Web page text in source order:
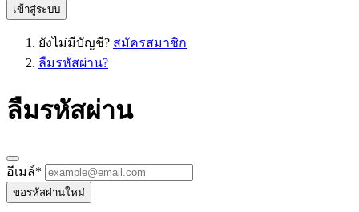
เข้าสู่ระบบ
ยังไม่มีบัญชี? สมัครสมาชิก
ลืมรหัสผ่าน?
ลืมรหัสผ่าน
อีเมล์*
ขอรหัสผ่านใหม่